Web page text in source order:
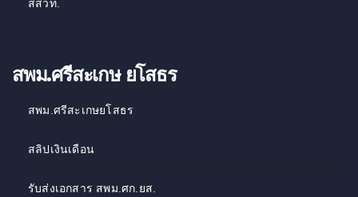
สสวท.
สพม.ศรีสะเกษ ยโสธร
สพม.ศรีสะเกษยโสธร
สลิปเงินเดือน
รับส่งเอกสาร สพม.ศก.ยส.